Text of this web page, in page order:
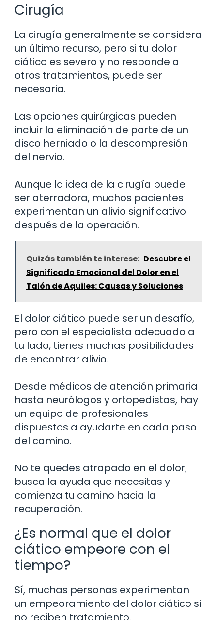
Cirugía
La cirugía generalmente se considera
un último recurso, pero si tu dolor
ciático es severo y no responde a
otros tratamientos, puede ser
necesaria.
Las opciones quirúrgicas pueden
incluir la eliminación de parte de un
disco herniado o la descompresión
del nervio.
Aunque la idea de la cirugía puede
ser aterradora, muchos pacientes
experimentan un alivio significativo
después de la operación.
Quizás también te interese: Descubre el
Significado Emocional del Dolor en el
Talón de Aquiles: Causas y Soluciones
El dolor ciático puede ser un desafío,
pero con el especialista adecuado a
tu lado, tienes muchas posibilidades
de encontrar alivio.
Desde médicos de atención primaria
hasta neurólogos y ortopedistas, hay
un equipo de profesionales
dispuestos a ayudarte en cada paso
del camino.
No te quedes atrapado en el dolor;
busca la ayuda que necesitas y
comienza tu camino hacia la
recuperación.
¿Es normal que el dolor
ciático empeore con el
tiempo?
Sí, muchas personas experimentan
un empeoramiento del dolor ciático si
no reciben tratamiento.